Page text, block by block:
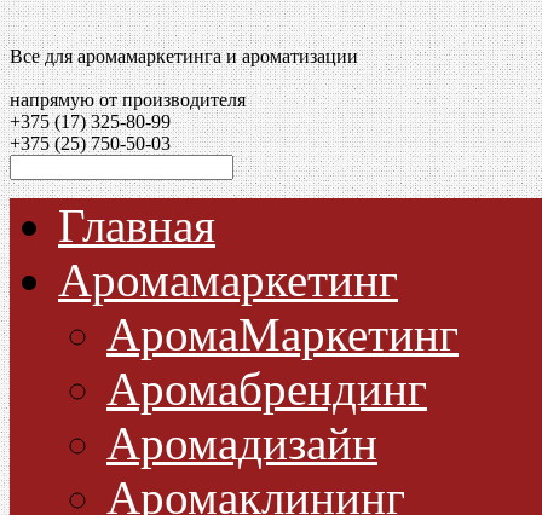
Все для аромамаркетинга и ароматизации
напрямую от производителя
+375 (17)325-80-99
+375 (25)750-50-03
Главная
Аромамаркетинг
АромаМаркетинг
Аромабрендинг
Аромадизайн
Аромаклининг